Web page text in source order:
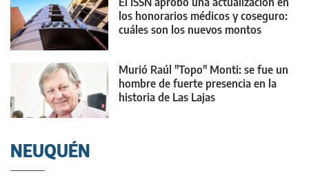
los honorarios médicos y coseguro:
cuáles son los nuevos montos
Murió Raúl "Topo" Monti: se fue un
hombre de fuerte presencia en la
historia de Las Lajas
NEUQUÉN